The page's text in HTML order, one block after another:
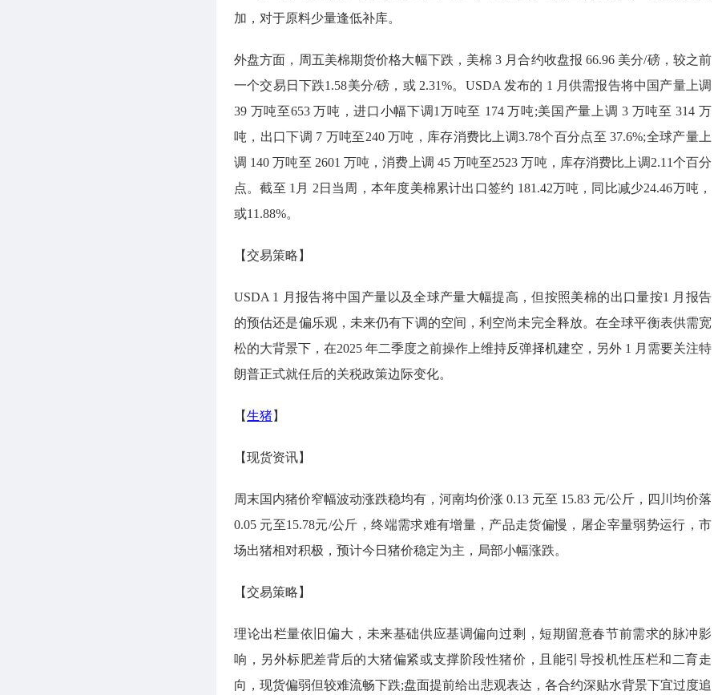
加，对于原料少量逢低补库。
外盘方面，周五美棉期货价格大幅下跌，美棉 3 月合约收盘报 66.96 美分/磅，较之前
一个交易日下跌1.58美分/磅，或 2.31%。USDA 发布的 1 月供需报告将中国产量上调
39 万吨至653 万吨，进口小幅下调1万吨至 174 万吨;美国产量上调 3 万吨至 314 万
吨，出口下调 7 万吨至240 万吨，库存消费比上调3.78个百分点至 37.6%;全球产量上
调 140 万吨至 2601 万吨，消费上调 45 万吨至2523 万吨，库存消费比上调2.11个百分
点。截至 1月 2日当周，本年度美棉累计出口签约 181.42万吨，同比减少24.46万吨，
或11.88%。
【交易策略】
USDA 1 月报告将中国产量以及全球产量大幅提高，但按照美棉的出口量按1 月报告
的预估还是偏乐观，未来仍有下调的空间，利空尚未完全释放。在全球平衡表供需宽
松的大背景下，在2025 年二季度之前操作上维持反弹择机建空，另外 1 月需要关注特
朗普正式就任后的关税政策边际变化。
【生猪】
【现货资讯】
周末国内猪价窄幅波动涨跌稳均有，河南均价涨 0.13 元至 15.83 元/公斤，四川均价落
0.05 元至15.78元/公斤，终端需求难有增量，产品走货偏慢，屠企宰量弱势运行，市
场出猪相对积极，预计今日猪价稳定为主，局部小幅涨跌。
【交易策略】
理论出栏量依旧偏大，未来基础供应基调偏向过剩，短期留意春节前需求的脉冲影
响，另外标肥差背后的大猪偏紧或支撑阶段性猪价，且能引导投机性压栏和二育走
向，现货偏弱但较难流畅下跌;盘面提前给出悲观表达，各合约深贴水背景下宜过度追